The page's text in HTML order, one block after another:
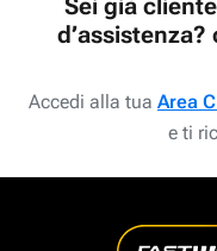
Accedi alla tua Area
e ti